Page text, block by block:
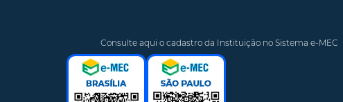
Consulte aqui o cadastro da Instituição no Sistema e-MEC